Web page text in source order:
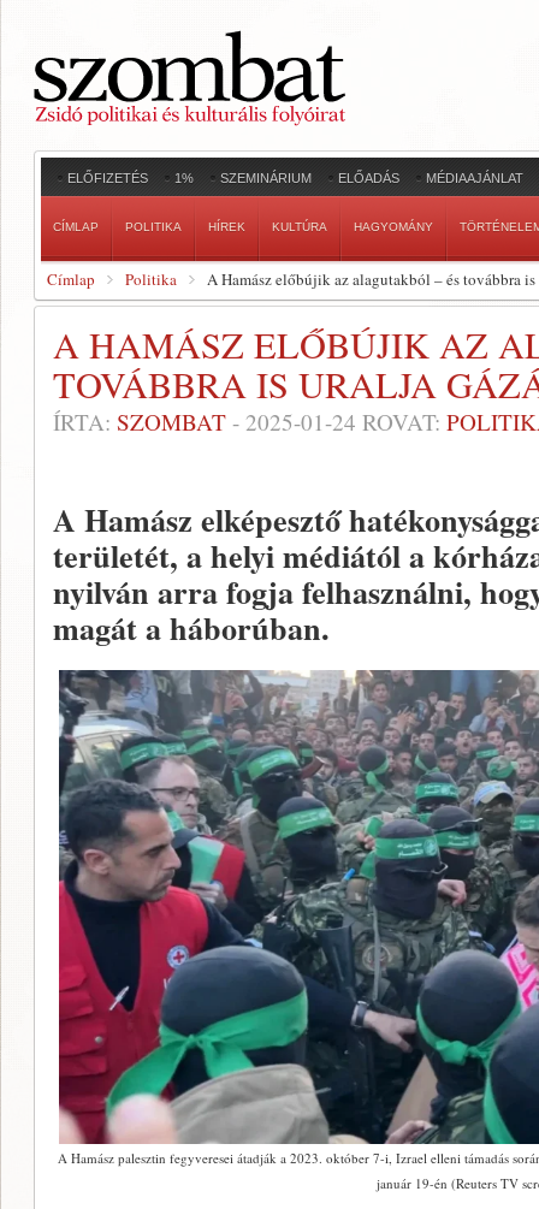
ELŐFIZETÉS 1% SZEMINÁRIUM ELŐADÁS MÉDIAAJÁNLAT
CÍMLAP POLITIKA HÍREK KULTÚRA HAGYOMÁNY
Címlap Politika A Hamász előbújik az alagutakból – és továbbra
A HAMÁSZ ELŐBÚJIK AZ
TOVÁBBRA IS URALJA
ÍRTA: SZOMBAT - 2025-01-24 ROVAT:
A Hamász elképesztő
területét, a helyi médiától a
nyilván arra fogja felhasználni,
magát a háborúban.
A Hamász palesztin fegyveresei átadják a 2023. október 7-i, Izrael elleni támadás
január 19-én (Reuters TV